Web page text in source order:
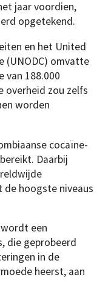
jaar voordien,
opgetekend.
en het United
(UNODC) omvatte
van 188.000
overheid zou zelfs
worden
cocaïne-
Daarbij
hoogste niveaus
een
die geprobeerd
in de
heerst, aan